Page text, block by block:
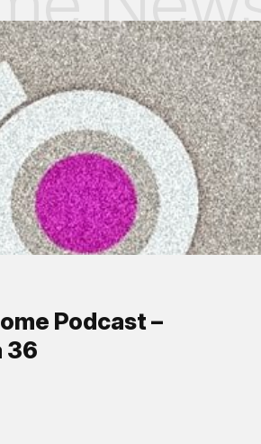
Podcast –
36